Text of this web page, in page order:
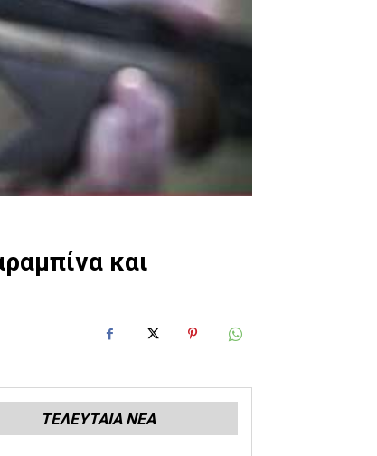
και
ΤΕΛΕΥΤΑΙΑ ΝΕΑ